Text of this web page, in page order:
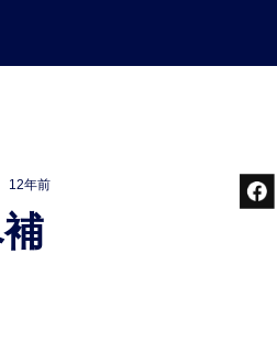
12年前